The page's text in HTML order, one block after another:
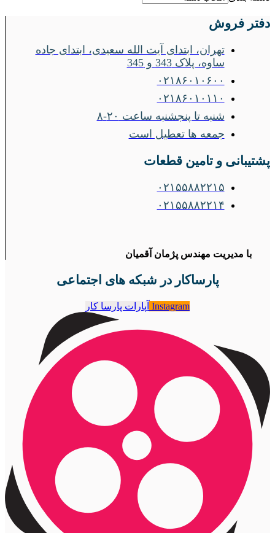
دفتر فروش
تهران، ابتدای آیت الله سعیدی، ابتدای جاده
ساوه، پلاک 343 و 345
۰۲۱۸۶۰۱۰۶۰۰
۰۲۱۸۶۰۱۰۱۱۰
شنبه تا پنجشنبه ساعت ۲۰-۸
جمعه ها تعطیل است
پشتیبانی و تامین قطعات
۰۲۱۵۵۸۸۲۲۱۵
۰۲۱۵۵۸۸۲۲۱۴
با مدیریت مهندس پژمان آقمیان
پارساکار در شبکه های اجتماعی
Instagram آپارات پارسا کار